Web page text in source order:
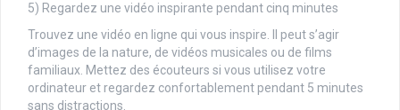
5) Regardez une vidéo inspirante pendant cinq minutes
Trouvez une vidéo en ligne qui vous inspire. Il peut s’agir
d’images de la nature, de vidéos musicales ou de films
familiaux. Mettez des écouteurs si vous utilisez votre
ordinateur et regardez confortablement pendant 5 minutes
sans distractions.